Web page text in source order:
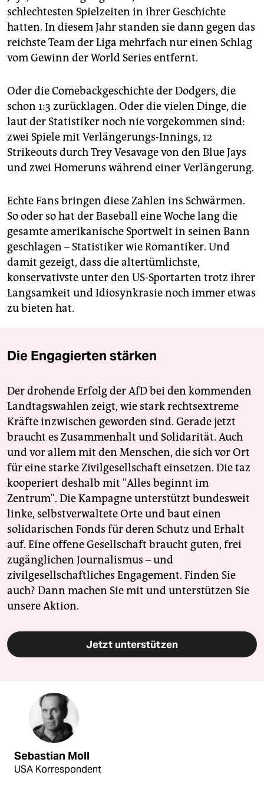
schlechtesten Spielzeiten in ihrer Geschichte
hatten. In diesem Jahr standen sie dann gegen das
reichste Team der Liga mehrfach nur einen Schlag
vom Gewinn der World Series entfernt.
Oder die Comebackgeschichte der Dodgers, die
schon 1:3 zurücklagen. Oder die vielen Dinge, die
laut der Statistiker noch nie vorgekommen sind:
zwei Spiele mit Verlängerungs-Innings, 12
Strikeouts durch Trey Vesavage von den Blue Jays
und zwei Homeruns während einer Verlängerung.
Echte Fans bringen diese Zahlen ins Schwärmen.
So oder so hat der Baseball eine Woche lang die
gesamte amerikanische Sportwelt in seinen Bann
geschlagen – Statistiker wie Romantiker. Und
damit gezeigt, dass die altertümlichste,
konservativste unter den US-Sportarten trotz ihrer
Langsamkeit und Idiosynkrasie noch immer etwas
zu bieten hat.
Die Engagierten stärken
Der drohende Erfolg der AfD bei den kommenden
Landtagswahlen zeigt, wie stark rechtsextreme
Kräfte inzwischen geworden sind. Gerade jetzt
braucht es Zusammenhalt und Solidarität. Auch
und vor allem mit den Menschen, die sich vor Ort
für eine starke Zivilgesellschaft einsetzen. Die taz
kooperiert deshalb mit "Alles beginnt im
Zentrum". Die Kampagne unterstützt bundesweit
linke, selbstverwaltete Orte und baut einen
solidarischen Fonds für deren Schutz und Erhalt
auf. Eine offene Gesellschaft braucht guten, frei
zugänglichen Journalismus – und
zivilgesellschaftliches Engagement. Finden Sie
auch? Dann machen Sie mit und unterstützen Sie
unsere Aktion.
Jetzt unterstützen
Sebastian Moll
USA Korrespondent